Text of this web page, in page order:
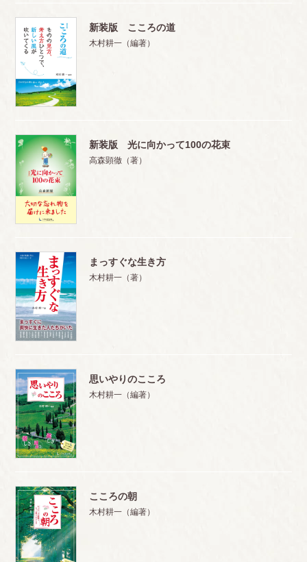
新装版 こころの道
木村耕一（編著）
新装版 光に向かって100の花束
高森顕徹（著）
まっすぐな生き方
木村耕一（著）
思いやりのこころ
木村耕一（編著）
こころの朝
木村耕一（編著）